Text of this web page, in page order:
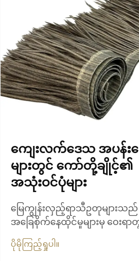
ကျေးလက်ဒေသ အပန်း
များတွင် ကော်တို့ချိုင့်၏
အသုံးဝင်ပုံများ
မြေကျွန်းလှည့်ရာသီဥတုများသည်
အခြေစိုက်နေထိုင်မှုများမှ ဝေးရာ
ဧည့်သည်များကြောင့် ထင်ရှားစွာ
ပိုမိုကြည့်ရှုပါ။